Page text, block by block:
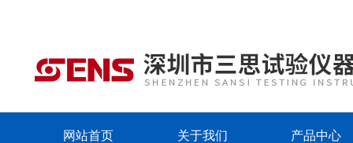
网站首页 关于我们 产品中心